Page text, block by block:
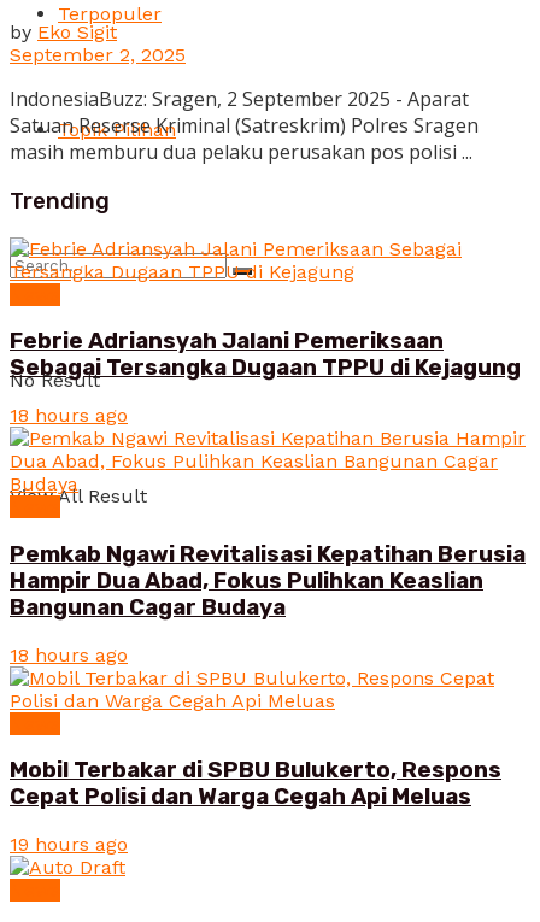
Terpopuler
Topik Pilihan
No Result
View All Result
by Eko Sigit
September 2, 2025
IndonesiaBuzz: Sragen, 2 September 2025 - Aparat
Satuan Reserse Kriminal (Satreskrim) Polres Sragen
masih memburu dua pelaku perusakan pos polisi ...
Trending
Febrie Adriansyah Jalani Pemeriksaan
Sebagai Tersangka Dugaan TPPU di Kejagung
18 hours ago
Pemkab Ngawi Revitalisasi Kepatihan Berusia
Hampir Dua Abad, Fokus Pulihkan Keaslian
Bangunan Cagar Budaya
18 hours ago
Mobil Terbakar di SPBU Bulukerto, Respons
Cepat Polisi dan Warga Cegah Api Meluas
19 hours ago